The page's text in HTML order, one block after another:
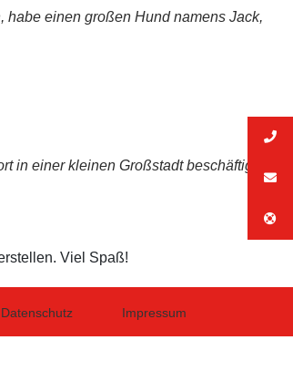
habe einen großen Hund namens Jack,
in einer kleinen Großstadt beschäftigt
Viel Spaß!
Datenschutz Impressum